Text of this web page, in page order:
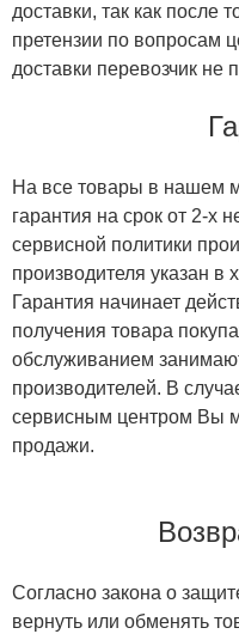
доставки, так как после
претензии по вопросам
доставки перевозчик не
На все товары в нашем
гарантия на срок от 2-х
сервисной политики
производителя указан в
Гарантия начинает
получения товара
обслуживанием
производителей. В
сервисным центром Вы
продажи.
Согласно закона о
вернуть или обменять